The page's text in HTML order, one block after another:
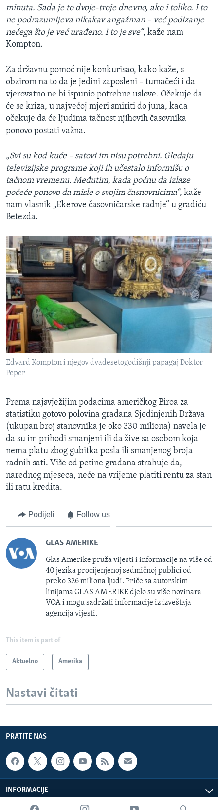
minuta. Sada je to dvoje-troje dnevno, ako i toliko. I to
ne podrazumijeva nikakav angažman – već podizanje
nečega što je već urađeno. I to je sve“, kaže nam
Kompton.
Za državnu pomoć nije konkurisao, kako kaže, s
obzirom na to da je jedini zaposleni – tumačeći i da
vjerovatno ne bi ispunio potrebne uslove. Očekuje da
će se kriza, u najvećoj mjeri smiriti do juna, kada
očekuje da će ljudima tačnost njihovih časovnika
ponovo postati važna.
„Svi su kod kuće – satovi im nisu potrebni. Gledaju
televizijske programe koji ih učestalo informišu o
tačnom vremenu. Međutim, kada počnu da izlaze
počeće ponovo da misle o svojim časnovnicima“, kaže
nam vlasnik „Ekerove časovničarske radnje“ u gradiću
Betezda.
Edvard Kompton i njegov dvadesetogodišnji papagaj Doktor
Peper
Prema najsvježijim podacima američkog Biroa za
statistiku gotovo polovina građana Sjedinjenih Država
(ukupan broj stanovnika je oko 330 miliona) navela je
da su im prihodi smanjeni ili da žive sa osobom koja
nema platu zbog gubitka posla ili smanjenog broja
radnih sati. Više od petine građana strahuje da,
narednog mjeseca, neće na vrijeme platiti rentu za stan
ili ratu kredita.
Podijeli Follow us
GLAS AMERIKE
Glas Amerike pruža vijesti i informacije na više od
40 jezika procijenjenoj sedmičnoj publici od
preko 326 miliona ljudi. Priče sa autorskim
linijama GLAS AMERIKE djelo su više novinara
VOA i mogu sadržati informacije iz izveštaja
agencija vijesti.
This item is part of
Aktuelno Amerika
Nastavi čitati
PRATITE NAS
INFORMACIJE